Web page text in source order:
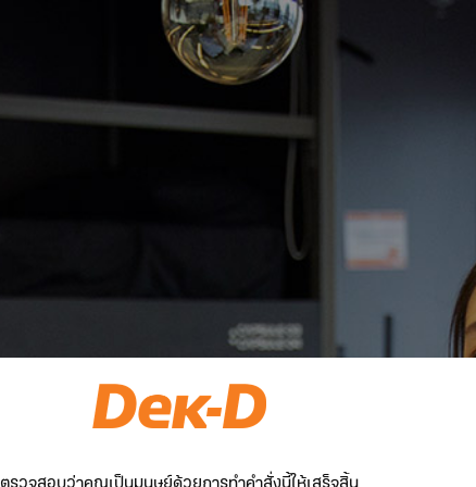
ตรวจสอบว่าคุณเป็นมนุษย์ด้วยการทำคำสั่งนี้ให้เสร็จสิ้น